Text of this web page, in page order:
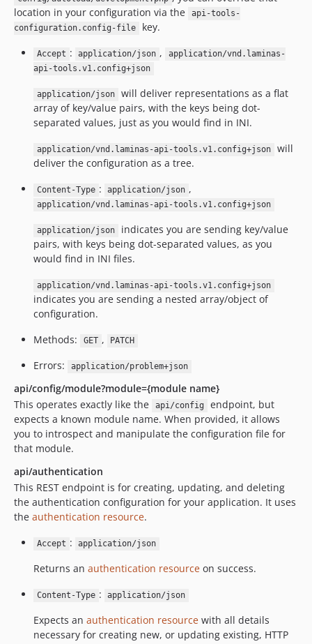
location in your configuration via the
api-tools-
configuration.config-file
key.
Accept : application/json ,
application/vnd.laminas-
api-tools.v1.config+json
application/json
will deliver representations as a flat
array of key/value pairs, with the keys being dot-
separated values, just as you would find in INI.
application/vnd.laminas-api-tools.v1.config+json
will
deliver the configuration as a tree.
Content-Type : application/json ,
application/vnd.laminas-api-tools.v1.config+json
application/json
indicates you are sending key/value
pairs, with keys being dot-separated values, as you
would find in INI files.
application/vnd.laminas-api-tools.v1.config+json
indicates you are sending a nested array/object of
configuration.
Methods:
GET , PATCH
Errors: application/problem+json
api/config/module?module={module name}
This operates exactly like the
api/config
endpoint, but
expects a known module name. When provided, it allows
you to introspect and manipulate the configuration file for
that module.
api/authentication
This REST endpoint is for creating, updating, and deleting
the authentication configuration for your application. It uses
the authentication resource.
Accept : application/json
Returns an authentication resource on success.
Content-Type : application/json
Expects an authentication resource with all details
necessary for creating new, or updating existing, HTTP